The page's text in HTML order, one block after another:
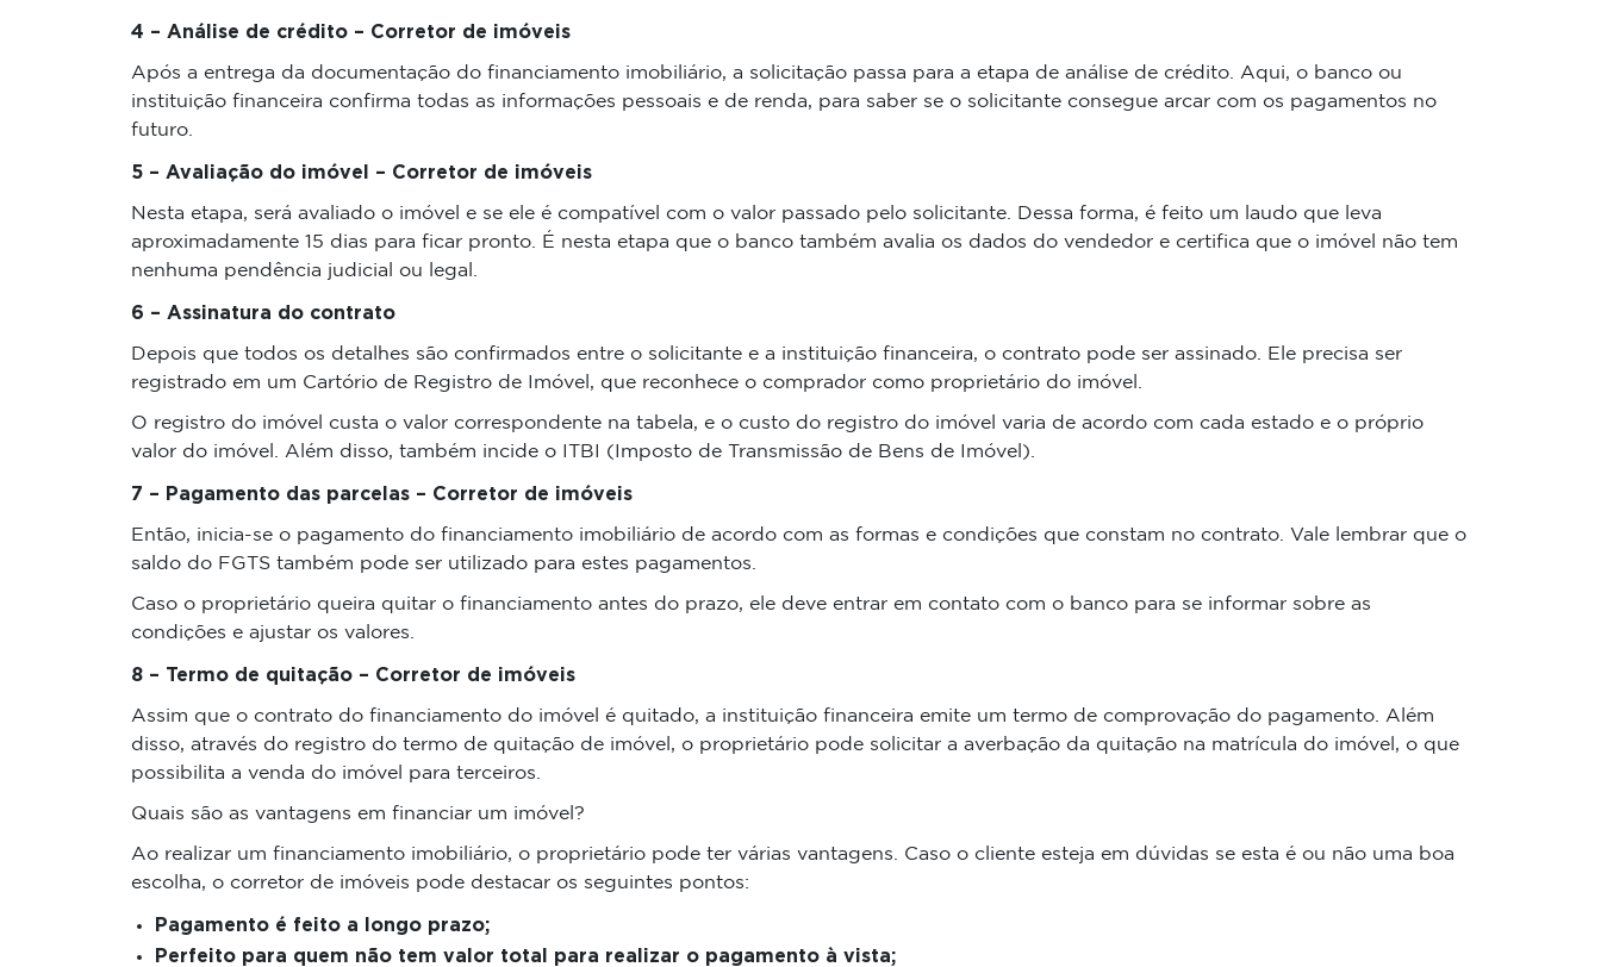
4 – Análise de crédito – Corretor de imóveis
Após a entrega da documentação do financiamento imobiliário, a solicitação passa para a etapa de análise de crédito. Aqui, o banco ou
instituição financeira confirma todas as informações pessoais e de renda, para saber se o solicitante consegue arcar com os pagamentos no
futuro.
5 – Avaliação do imóvel – Corretor de imóveis
Nesta etapa, será avaliado o imóvel e se ele é compatível com o valor passado pelo solicitante. Dessa forma, é feito um laudo que leva
aproximadamente 15 dias para ficar pronto. É nesta etapa que o banco também avalia os dados do vendedor e certifica que o imóvel não tem
nenhuma pendência judicial ou legal.
6 – Assinatura do contrato
Depois que todos os detalhes são confirmados entre o solicitante e a instituição financeira, o contrato pode ser assinado. Ele precisa ser
registrado em um Cartório de Registro de Imóvel, que reconhece o comprador como proprietário do imóvel.
O registro do imóvel custa o valor correspondente na tabela, e o custo do registro do imóvel varia de acordo com cada estado e o próprio
valor do imóvel. Além disso, também incide o ITBI (Imposto de Transmissão de Bens de Imóvel).
7 – Pagamento das parcelas – Corretor de imóveis
Então, inicia-se o pagamento do financiamento imobiliário de acordo com as formas e condições que constam no contrato. Vale lembrar que o
saldo do FGTS também pode ser utilizado para estes pagamentos.
Caso o proprietário queira quitar o financiamento antes do prazo, ele deve entrar em contato com o banco para se informar sobre as
condições e ajustar os valores.
8 – Termo de quitação – Corretor de imóveis
Assim que o contrato do financiamento do imóvel é quitado, a instituição financeira emite um termo de comprovação do pagamento. Além
disso, através do registro do termo de quitação de imóvel, o proprietário pode solicitar a averbação da quitação na matrícula do imóvel, o que
possibilita a venda do imóvel para terceiros.
Quais são as vantagens em financiar um imóvel?
Ao realizar um financiamento imobiliário, o proprietário pode ter várias vantagens. Caso o cliente esteja em dúvidas se esta é ou não uma boa
escolha, o corretor de imóveis pode destacar os seguintes pontos:
Pagamento é feito a longo prazo;
Perfeito para quem não tem valor total para realizar o pagamento à vista;